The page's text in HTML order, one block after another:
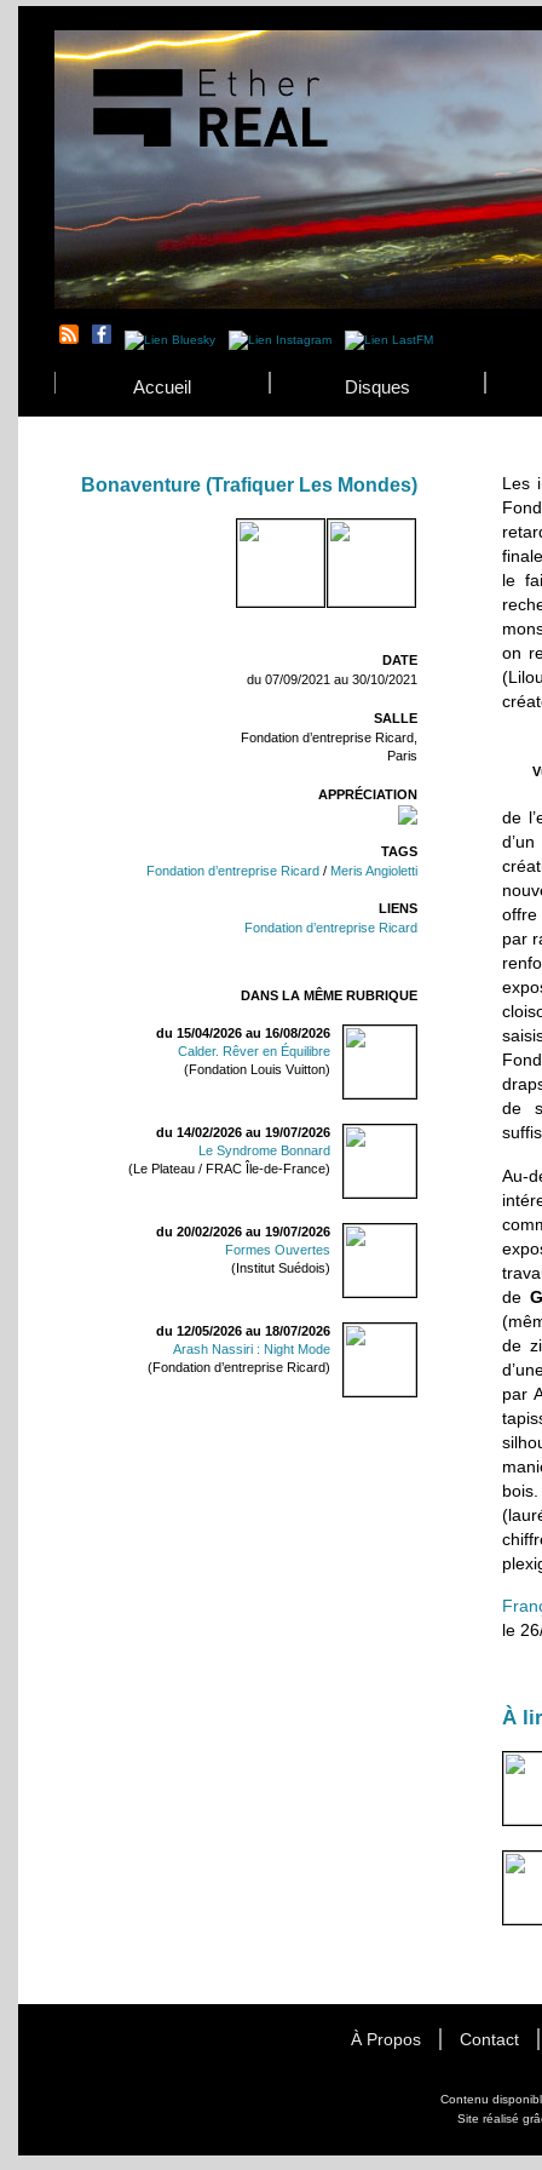
Accueil Disques
Bonaventure (Trafiquer Les Mondes)
DATE
du 07/09/2021 au 30/10/2021
SALLE
Fondation d’entreprise Ricard,
Paris
APPRÉCIATION
TAGS
Fondation d’entreprise Ricard / Meris Angioletti
LIENS
Fondation d’entreprise Ricard
DANS LA MÊME RUBRIQUE
du 15/04/2026 au 16/08/2026
Calder. Rêver en Équilibre
(Fondation Louis Vuitton)
du 14/02/2026 au 19/07/2026
Le Syndrome Bonnard
(Le Plateau / FRAC Île-de-France)
du 20/02/2026 au 19/07/2026
Formes Ouvertes
(Institut Suédois)
du 12/05/2026 au 18/07/2026
Arash Nassiri : Night Mode
(Fondation d’entreprise Ricard)
Les
le
on
de
offre
par
de
Au-
de
de
par
le
À
À Propos Contact
Contenu
Site réalisé